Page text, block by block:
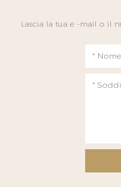
Lascia la tua e -mail o il
Nome